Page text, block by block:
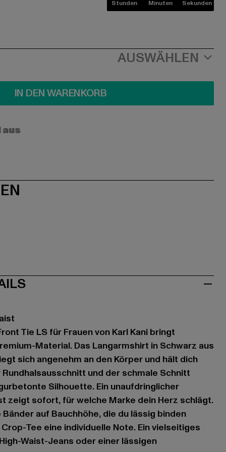
Stunden Minuten Sekunden
AUSWÄHLEN
IN DEN WARENKORB
Tie LS für Frauen von Karl Kani bringt
Material. Das Langarmshirt in Schwarz aus
sich angenehm an den Körper und hält dich
und der schmale Schnitt
Silhouette. Ein unaufdringlicher
zeigt sofort, für welche Marke dein Herz schlägt.
auf Bauchhöhe, die du lässig binden
Tee eine individuelle Note. Ein vielseitiges
Waist-Jeans oder einer lässigen